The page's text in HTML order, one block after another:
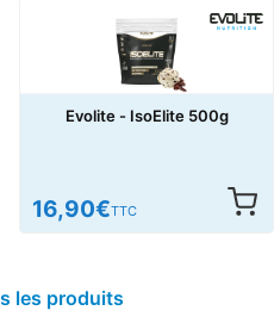
Evolite - IsoElite 500g
16,90€TTC
les produits